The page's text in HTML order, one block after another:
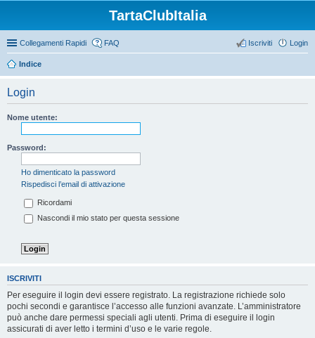
TartaClubItalia
Collegamenti Rapidi FAQ Login
Iscriviti
Indice
Login
Nome utente:
Password:
Ho dimenticato la password
Rispedisci l’email di attivazione
Ricordami
Nascondi il mio stato per questa sessione
ISCRIVITI
Per eseguire il login devi essere registrato. La registrazione richiede solo
pochi secondi e garantisce l’accesso alle funzioni avanzate. L’amministratore
può anche dare permessi speciali agli utenti. Prima di eseguire il login
assicurati di aver letto i termini d’uso e le varie regole.